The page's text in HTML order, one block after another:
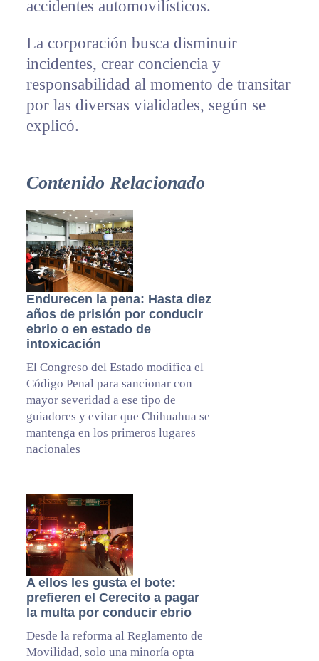
accidentes automovilísticos.
La corporación busca disminuir
incidentes, crear conciencia y
responsabilidad al momento de transitar
por las diversas vialidades, según se
explicó.
Contenido Relacionado
Endurecen la pena: Hasta diez
años de prisión por conducir
ebrio o en estado de
intoxicación
El Congreso del Estado modifica el
Código Penal para sancionar con
mayor severidad a ese tipo de
guiadores y evitar que Chihuahua se
mantenga en los primeros lugares
nacionales
A ellos les gusta el bote:
prefieren el Cerecito a pagar
la multa por conducir ebrio
Desde la reforma al Reglamento de
Movilidad, solo una minoría opta